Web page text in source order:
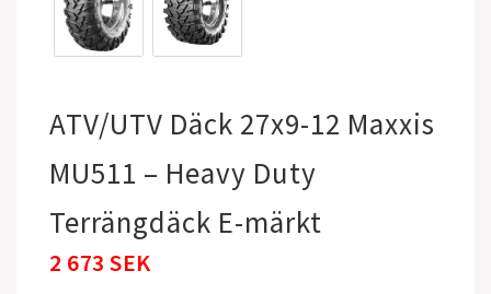
ATV/UTV Däck 27x9-12 Maxxis
MU511 – Heavy Duty
Terrängdäck E-märkt
2 673 SEK